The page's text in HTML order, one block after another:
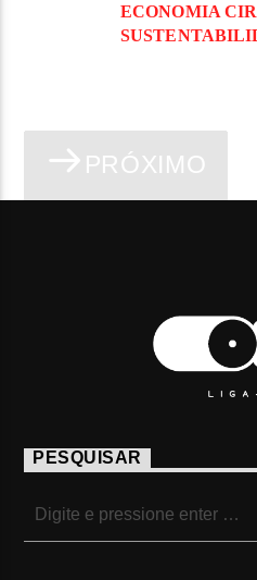
ECONOMIA
PRÓXIMO
PESQUISAR